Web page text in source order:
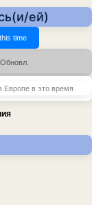
ей)
Обновл.
Европе в это время